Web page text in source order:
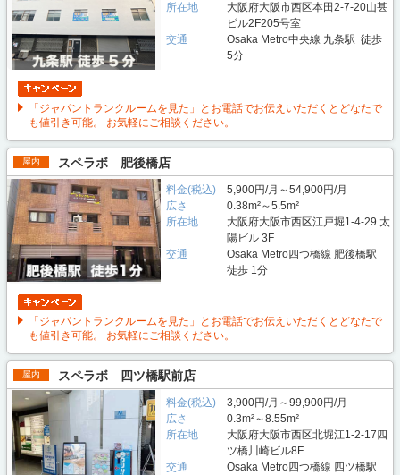
所在地
大阪府大阪市西区本田2-7-20山甚
ビル2F205号室
交通
Osaka Metro中央線 九条駅 徒歩
5分
「ジャパントランクルームを見た」とお電話でお伝えいただくとどなたで
も値引き可能。 お気軽にご相談ください。
屋内 スペラボ 肥後橋店
料金(税込)
5,900円/月～54,900円/月
広さ
0.38m²～5.5m²
所在地
大阪府大阪市西区江戸堀1-4-29 太
陽ビル 3F
交通
Osaka Metro四つ橋線 肥後橋駅
徒歩 1分
「ジャパントランクルームを見た」とお電話でお伝えいただくとどなたで
も値引き可能。 お気軽にご相談ください。
屋内 スペラボ 四ツ橋駅前店
料金(税込)
3,900円/月～99,900円/月
広さ
0.3m²～8.55m²
所在地
大阪府大阪市西区北堀江1-2-17四
ツ橋川崎ビル8F
交通
Osaka Metro四つ橋線 四ツ橋駅